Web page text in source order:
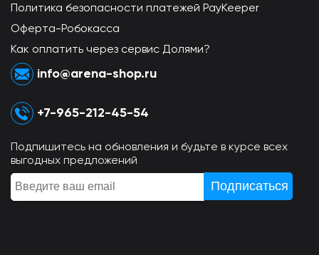
Политика безопасности платежей PayKeeper
Оферта-Робокасса
Как оплатить через сервис Долями?
info@arena-shop.ru
+7-965-212-45-54
Подпишитесь на обновления и будьте в курсе всех
выгодных предложений